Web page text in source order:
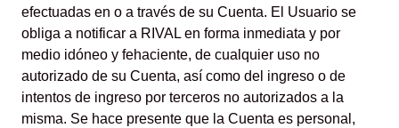
efectuadas en o a través de su Cuenta. El Usuario se
obliga a notificar a RIVAL en forma inmediata y por
medio idóneo y fehaciente, de cualquier uso no
autorizado de su Cuenta, así como del ingreso o de
intentos de ingreso por terceros no autorizados a la
misma. Se hace presente que la Cuenta es personal,